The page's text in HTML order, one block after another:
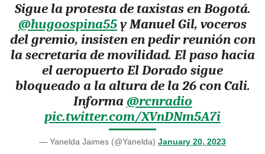
Sigue la protesta de taxistas en Bogotá.
@hugoospina55⁩ y Manuel Gil, voceros
del gremio, insisten en pedir reunión con
la secretaria de movilidad. El paso hacia
el aeropuerto El Dorado sigue
bloqueado a la altura de la 26 con Cali.
Informa ⁦@rcnradio
pic.twitter.com/XVnDNm5A7i
— Yanelda Jaimes (@Yanelda) January 20, 2023